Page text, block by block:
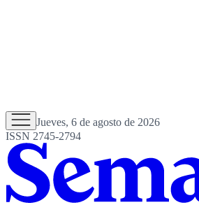
Jueves, 6 de agosto de 2026
ISSN 2745-2794